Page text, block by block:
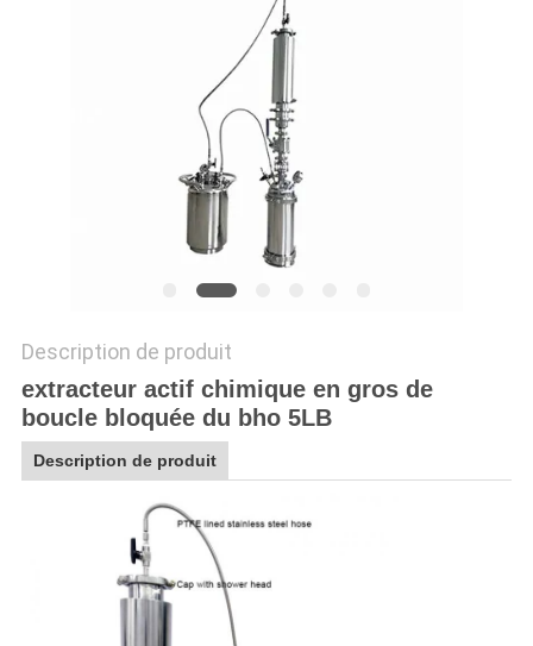
CONFIDENTIALITÉ
Description de produit
extracteur actif chimique en gros de
boucle bloquée du bho 5LB
Description de produit